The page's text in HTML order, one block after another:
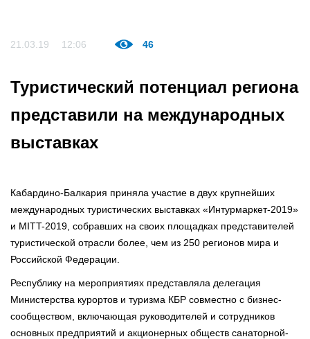
21.03.19 12:06 46
Туристический потенциал региона
представили на международных
выставках
Кабардино-Балкария приняла участие в двух крупнейших
международных туристических выставках «Интурмаркет-2019»
и MITT-2019, собравших на своих площадках представителей
туристической отрасли более, чем из 250 регионов мира и
Российской Федерации.
Республику на мероприятиях представляла делегация
Министерства курортов и туризма КБР совместно с бизнес-
сообществом, включающая руководителей и сотрудников
основных предприятий и акционерных обществ санаторной-